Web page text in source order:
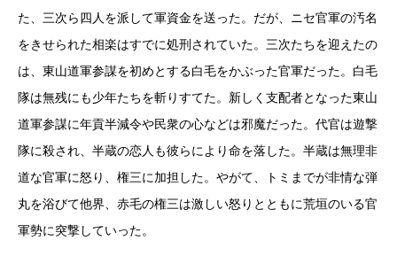
た、三次ら四人を派して軍資金を送った。だが、ニセ官軍の汚名
をきせられた相楽はすでに処刑されていた。三次たちを迎えたの
は、東山道軍参謀を初めとする白毛をかぶった官軍だった。白毛
隊は無残にも少年たちを斬りすてた。新しく支配者となった東山
道軍参謀に年貢半減令や民衆の心などは邪魔だった。代官は遊撃
隊に殺され、半蔵の恋人も彼らにより命を落した。半蔵は無理非
道な官軍に怒り、権三に加担した。やがて、トミまでが非情な弾
丸を浴びて他界、赤毛の権三は激しい怒りとともに荒垣のいる官
軍勢に突撃していった。